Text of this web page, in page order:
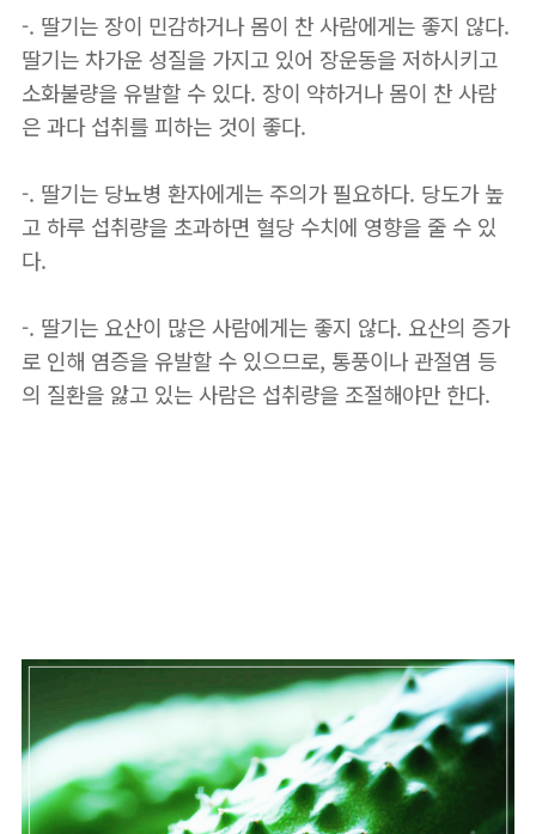
-. 딸기는 장이 민감하거나 몸이 찬 사람에게는 좋지 않다.
딸기는 차가운 성질을 가지고 있어 장운동을 저하시키고
소화불량을 유발할 수 있다. 장이 약하거나 몸이 찬 사람
은 과다 섭취를 피하는 것이 좋다.
-. 딸기는 당뇨병 환자에게는 주의가 필요하다. 당도가 높
고 하루 섭취량을 초과하면 혈당 수치에 영향을 줄 수 있
다.
-. 딸기는 요산이 많은 사람에게는 좋지 않다. 요산의 증가
로 인해 염증을 유발할 수 있으므로, 통풍이나 관절염 등
의 질환을 앓고 있는 사람은 섭취량을 조절해야만 한다.